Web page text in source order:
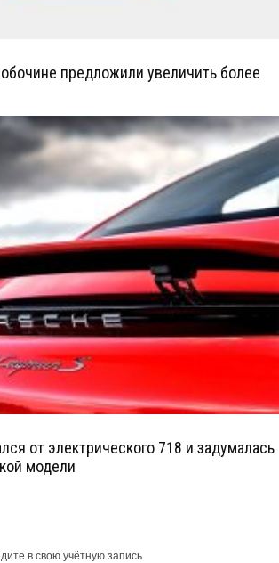
предложили увеличить более
от электрического 718 и задумалась
модели
в свою учётную запись